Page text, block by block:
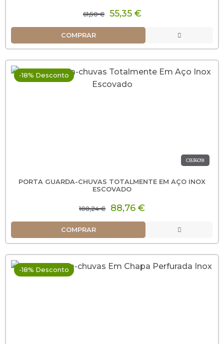
61,50 € 55,35 €
COMPRAR
-18% Desconto
CB3609I
PORTA GUARDA-CHUVAS TOTALMENTE EM AÇO INOX
ESCOVADO
108,24 € 88,76 €
COMPRAR
-18% Desconto